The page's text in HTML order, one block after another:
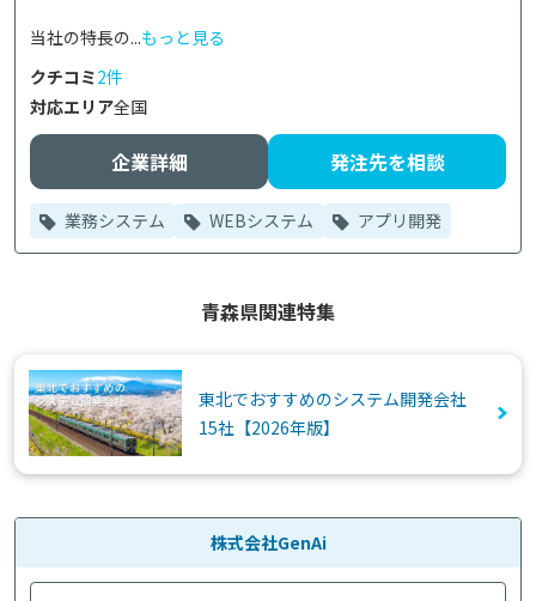
当社の特長の...もっと見る
クチコミ2件
対応エリア全国
企業詳細 発注先を相談
業務システム WEBシステム アプリ開発
青森県関連特集
東北でおすすめのシステム開発会社
15社【2026年版】
株式会社GenAi